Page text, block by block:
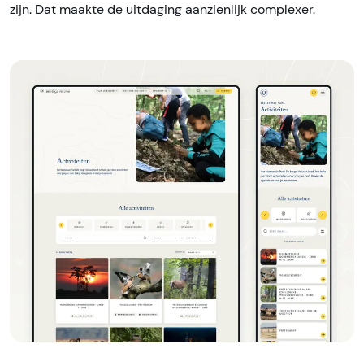
zijn. Dat maakte de uitdaging aanzienlijk complexer.